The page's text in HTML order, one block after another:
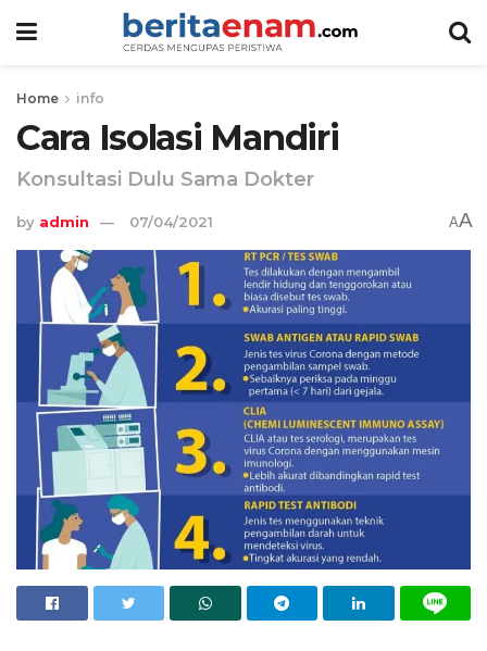
Home info
Cara Isolasi Mandiri
Konsultasi Dulu Sama Dokter
by admin 07/04/2021 AA